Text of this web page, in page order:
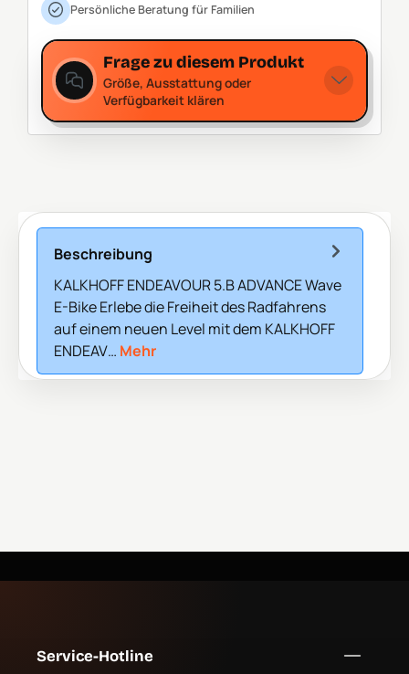
Persönliche Beratung für Familien
Frage zu diesem Produkt
Größe, Ausstattung oder
Verfügbarkeit klären
Beschreibung
KALKHOFF ENDEAVOUR 5.B ADVANCE Wave
E-Bike Erlebe die Freiheit des Radfahrens
auf einem neuen Level mit dem KALKHOFF
ENDEAV… Mehr
Service-Hotline